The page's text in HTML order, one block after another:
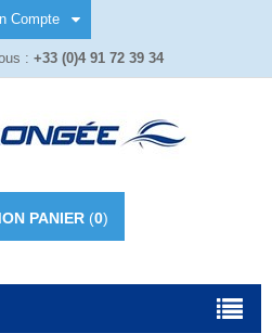
Compte
: +33 (0)4 91 72 39 34
PANIER(0)